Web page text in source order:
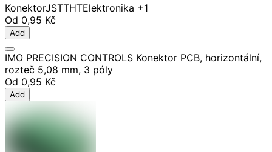
KonektorJSTTHTElektronika +1
Od 0,95 Kč
Add
IMO PRECISION CONTROLS Konektor PCB, horizontální,
rozteč 5,08 mm, 3 póly
Od 0,95 Kč
Add